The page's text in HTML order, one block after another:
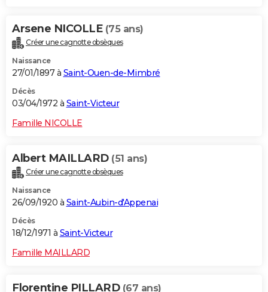
Arsene NICOLLE (75 ans)
Créer une cagnotte obsèques
Naissance
27/01/1897 à Saint-Ouen-de-Mimbré
Décès
03/04/1972 à Saint-Victeur
Famille NICOLLE
Albert MAILLARD (51 ans)
Créer une cagnotte obsèques
Naissance
26/09/1920 à Saint-Aubin-d'Appenai
Décès
18/12/1971 à Saint-Victeur
Famille MAILLARD
Florentine PILLARD (67 ans)